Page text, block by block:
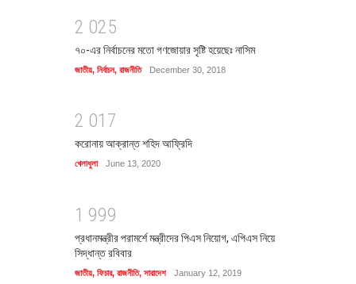
2 025
৭০-এর নির্বাচনের মতো গণজোয়ার সৃষ্টি হয়েছেঃ নাসিম
জাতীয়, নির্বাচন, রাজনীতি December 30, 2018
2 01 7
করোনায় আক্রান্ত শহিদ আফ্রিদি
খেলাধুলা June 13, 2020
1 999
প্রধানমন্ত্রীর পরামর্শে মন্ত্রীদের পিএস নিয়োগ, এপিএস নিয়ে
সিদ্ধান্ত রবিবার
জাতীয়, ফিচার, রাজনীতি, সারাদেশ January 12, 2019